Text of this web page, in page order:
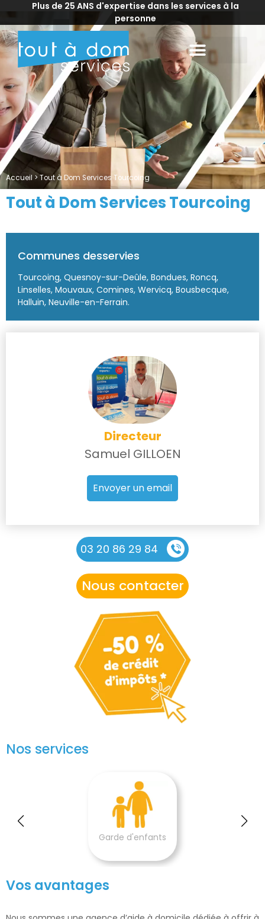
Plus de 25 ANS d'expertise dans les services à la
personne
Accueil >Tout à Dom Services Tourcoing
Tout à Dom Services Tourcoing
Communes desservies
Tourcoing, Quesnoy-sur-Deûle, Bondues, Roncq,
Linselles, Mouvaux, Comines, Wervicq, Bousbecque,
Halluin, Neuville-en-Ferrain.
Directeur
Samuel GILLOEN
Envoyer un email
03 20 86 29 84
Nous contacter
Nos services
Garde d'enfants
Vos avantages